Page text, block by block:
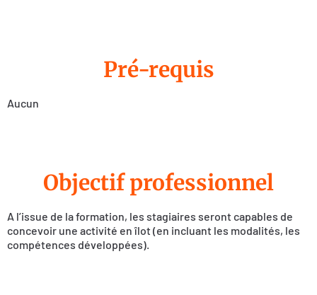
Pré-requis
Aucun
Objectif professionnel
A l’issue de la formation, les stagiaires seront capables de
concevoir une activité en îlot (en incluant les modalités, les
compétences développées).